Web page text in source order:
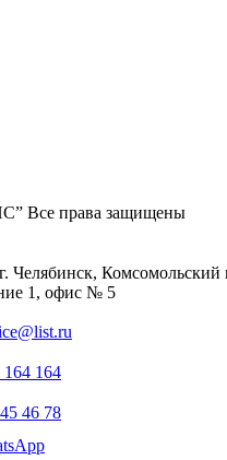
Все права защищены
Челябинск, Комсомольский
1, офис № 5
164 164
46 78